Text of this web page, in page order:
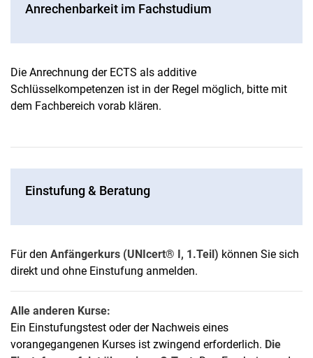
Anrechenbarkeit im Fachstudium
Die Anrechnung der ECTS als additive
Schlüsselkompetenzen ist in der Regel möglich, bitte mit
dem Fachbereich vorab klären.
Einstufung & Beratung
Für den Anfängerkurs (UNIcert® I, 1.Teil) können Sie sich
direkt und ohne Einstufung anmelden.
Alle anderen Kurse:
Ein Einstufungstest oder der Nachweis eines
vorangegangenen Kurses ist zwingend erforderlich. Die